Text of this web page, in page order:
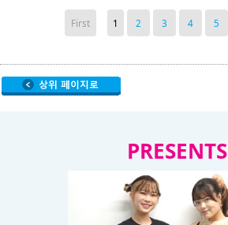
First 1 2 3 4 5
PRESENTS